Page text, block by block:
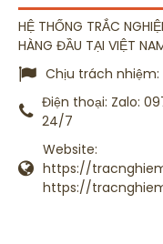
HỆ THỐNG TRẮC
HÀNG ĐẦU TẠI VIỆT
Chịu trách nhiệm:
Điện thoại: Zalo:
24/7
Website:
https://
https://